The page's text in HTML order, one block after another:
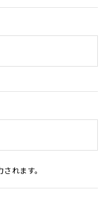
れます。